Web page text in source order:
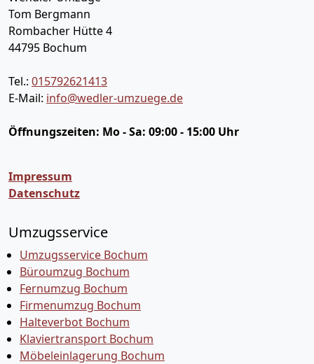
Tom Bergmann
Rombacher Hütte 4
44795 Bochum
Tel.: 015792621413
E-Mail: info@wedler-umzuege.de
Öffnungszeiten: Mo - Sa: 09:00 - 15:00 Uhr
Impressum
Datenschutz
Umzugsservice
Umzugsservice Bochum
Büroumzug Bochum
Fernumzug Bochum
Firmenumzug Bochum
Halteverbot Bochum
Klaviertransport Bochum
Möbeleinlagerung Bochum